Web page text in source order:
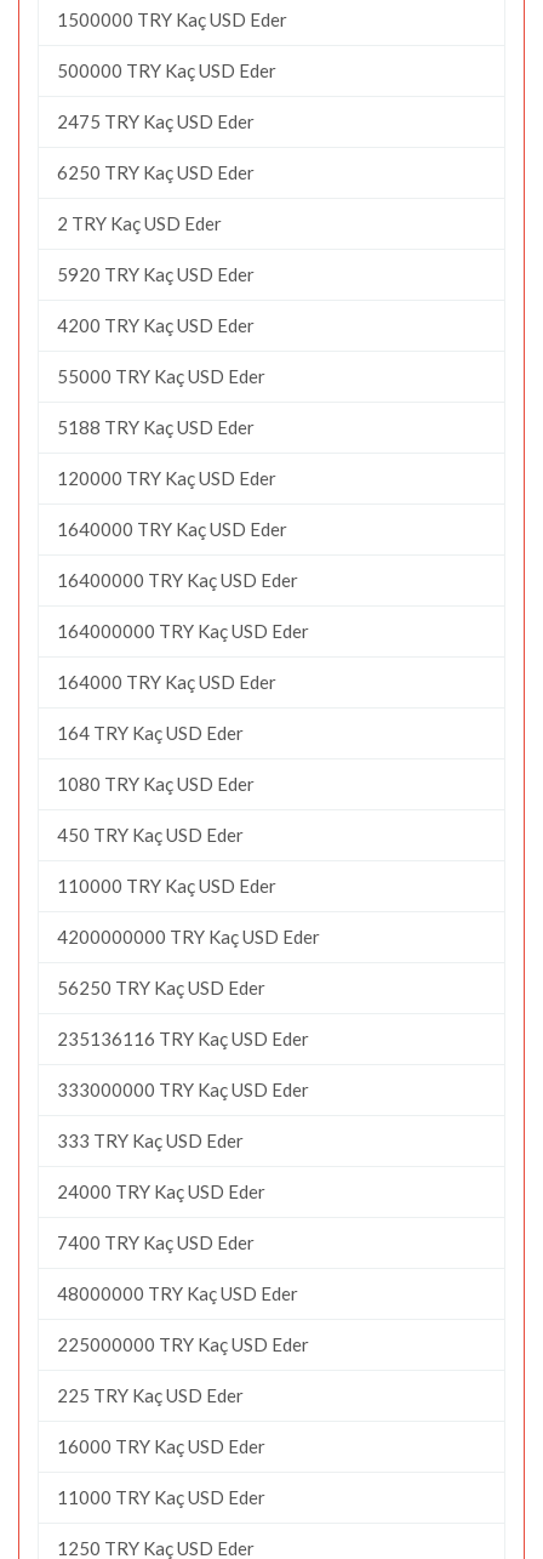
1500000 TRY Kaç USD Eder
500000 TRY Kaç USD Eder
2475 TRY Kaç USD Eder
6250 TRY Kaç USD Eder
2 TRY Kaç USD Eder
5920 TRY Kaç USD Eder
4200 TRY Kaç USD Eder
55000 TRY Kaç USD Eder
5188 TRY Kaç USD Eder
120000 TRY Kaç USD Eder
1640000 TRY Kaç USD Eder
16400000 TRY Kaç USD Eder
164000000 TRY Kaç USD Eder
164000 TRY Kaç USD Eder
164 TRY Kaç USD Eder
1080 TRY Kaç USD Eder
450 TRY Kaç USD Eder
110000 TRY Kaç USD Eder
4200000000 TRY Kaç USD Eder
56250 TRY Kaç USD Eder
235136116 TRY Kaç USD Eder
333000000 TRY Kaç USD Eder
333 TRY Kaç USD Eder
24000 TRY Kaç USD Eder
7400 TRY Kaç USD Eder
48000000 TRY Kaç USD Eder
225000000 TRY Kaç USD Eder
225 TRY Kaç USD Eder
16000 TRY Kaç USD Eder
11000 TRY Kaç USD Eder
1250 TRY Kaç USD Eder